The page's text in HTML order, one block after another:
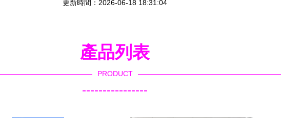
更新時間：2026-06-18 18:31:04
產品列表
PRODUCT
----------------